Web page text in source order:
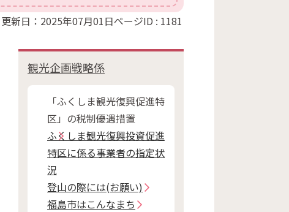
更新日：2025年07月01日ページID : 1181
観光企画戦略係
「ふくしま観光復興促進特
区」の税制優遇措置
ふくしま観光復興投資促進
特区に係る事業者の指定状
況
登山の際には(お願い)
福島市はこんなまち